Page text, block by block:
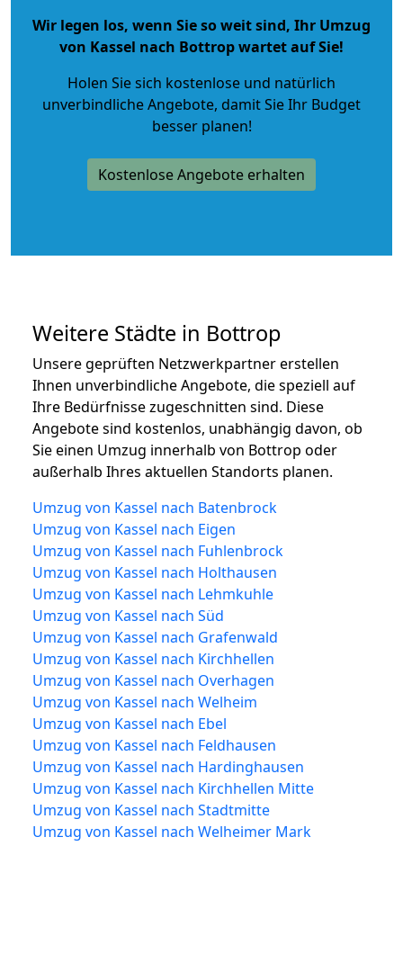
Wir legen los, wenn Sie so weit sind, Ihr Umzug
von Kassel nach Bottrop wartet auf Sie!
Holen Sie sich kostenlose und natürlich
unverbindliche Angebote, damit Sie Ihr Budget
besser planen!
Kostenlose Angebote erhalten
Weitere Städte in Bottrop
Unsere geprüften Netzwerkpartner erstellen
Ihnen unverbindliche Angebote, die speziell auf
Ihre Bedürfnisse zugeschnitten sind. Diese
Angebote sind kostenlos, unabhängig davon, ob
Sie einen Umzug innerhalb von Bottrop oder
außerhalb Ihres aktuellen Standorts planen.
Umzug von Kassel nach Batenbrock
Umzug von Kassel nach Eigen
Umzug von Kassel nach Fuhlenbrock
Umzug von Kassel nach Holthausen
Umzug von Kassel nach Lehmkuhle
Umzug von Kassel nach Süd
Umzug von Kassel nach Grafenwald
Umzug von Kassel nach Kirchhellen
Umzug von Kassel nach Overhagen
Umzug von Kassel nach Welheim
Umzug von Kassel nach Ebel
Umzug von Kassel nach Feldhausen
Umzug von Kassel nach Hardinghausen
Umzug von Kassel nach Kirchhellen Mitte
Umzug von Kassel nach Stadtmitte
Umzug von Kassel nach Welheimer Mark